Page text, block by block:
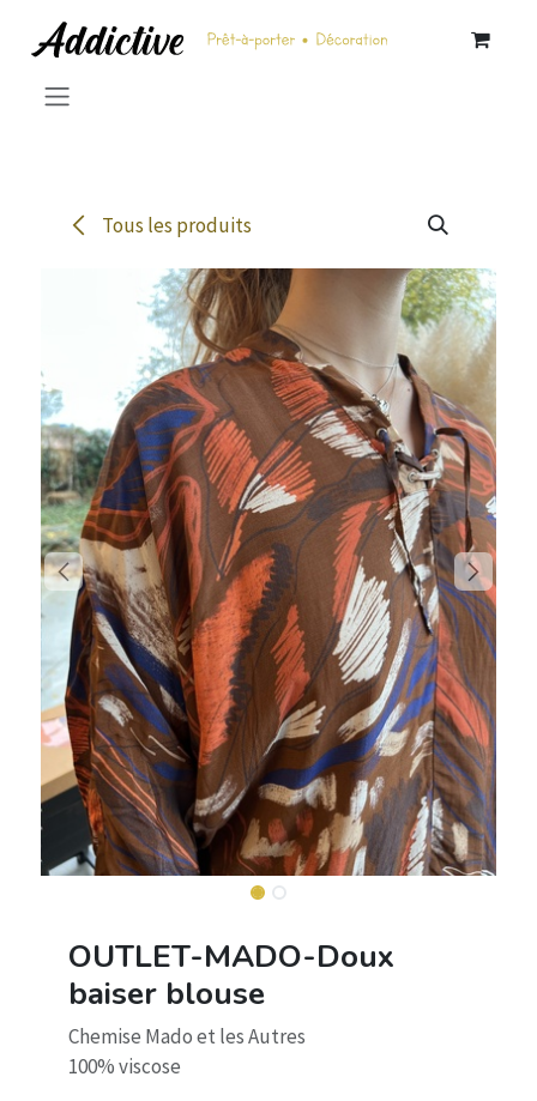
Tous les produits
OUTLET-MADO-Doux
baiser blouse
Chemise Mado et les Autres
100% viscose